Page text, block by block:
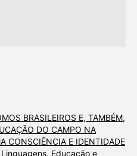
BRASILEIROS E, TAMBÉM,
DO CAMPO NA
CONSCIÊNCIA E IDENTIDADE
Linguagens, Educação e